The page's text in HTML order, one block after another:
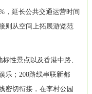
，延长公共交通运营时间
则从空间上拓展游览范
性景点以及香港中路、
乐；208路线串联新都
密切衔接，在李村公园